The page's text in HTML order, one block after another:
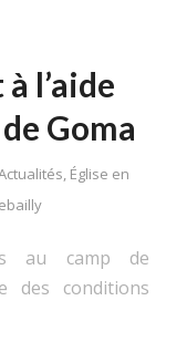
l’aide
Goma
Église en
au camp de
des conditions